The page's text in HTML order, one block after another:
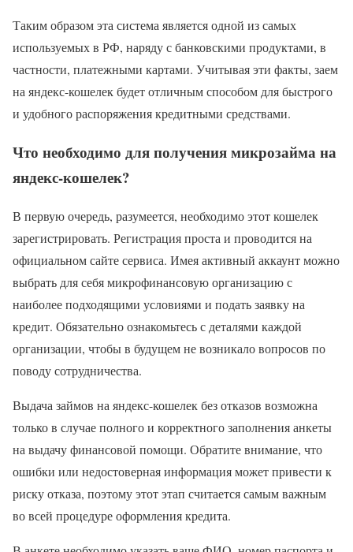
Таким образом эта система является одной из самых
используемых в РФ, наряду с банковскими продуктами, в
частности, платежными картами. Учитывая эти факты, заем
на яндекс-кошелек будет отличным способом для быстрого
и удобного распоряжения кредитными средствами.
Что необходимо для получения микрозайма на
яндекс-кошелек?
В первую очередь, разумеется, необходимо этот кошелек
зарегистрировать. Регистрация проста и проводится на
официальном сайте сервиса. Имея активный аккаунт можно
выбрать для себя микрофинансовую организацию с
наиболее подходящими условиями и подать заявку на
кредит. Обязательно ознакомьтесь с деталями каждой
организации, чтобы в будущем не возникало вопросов по
поводу сотрудничества.
Выдача займов на яндекс-кошелек без отказов возможна
только в случае полного и корректного заполнения анкеты
на выдачу финансовой помощи. Обратите внимание, что
ошибки или недостоверная информация может привести к
риску отказа, поэтому этот этап считается самым важным
во всей процедуре оформления кредита.